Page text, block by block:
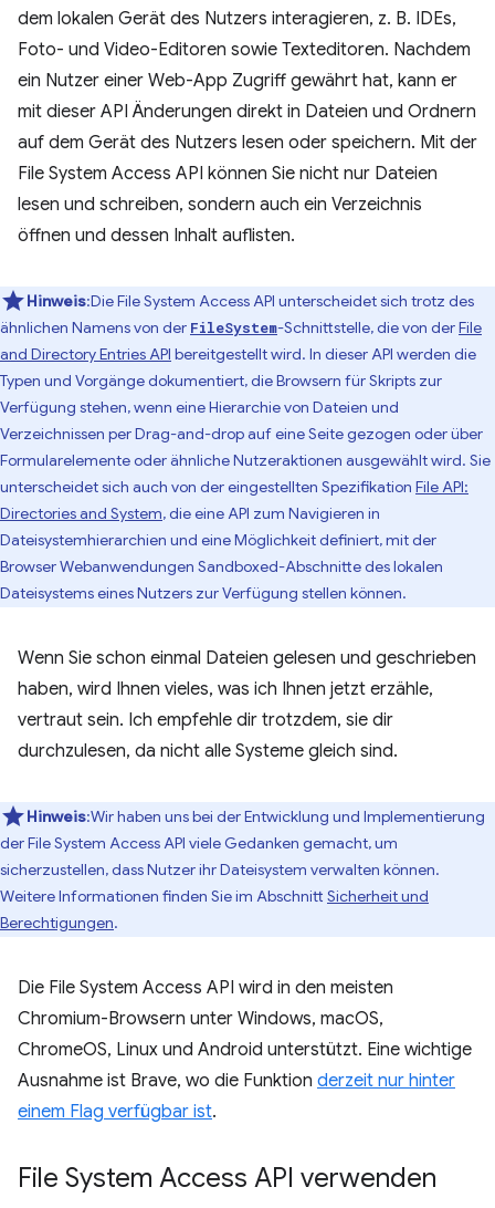
dem lokalen Gerät des Nutzers interagieren, z. B. IDEs,
Foto- und Video-Editoren sowie Texteditoren. Nachdem
ein Nutzer einer Web-App Zugriff gewährt hat, kann er
mit dieser API Änderungen direkt in Dateien und Ordnern
auf dem Gerät des Nutzers lesen oder speichern. Mit der
File System Access API können Sie nicht nur Dateien
lesen und schreiben, sondern auch ein Verzeichnis
öffnen und dessen Inhalt auflisten.
Hinweis:Die File System Access API unterscheidet sich trotz des
ähnlichen Namens von der FileSystem-Schnittstelle, die von derFile
and Directory Entries API bereitgestellt wird. In dieser API werden die
Typen und Vorgänge dokumentiert, die Browsern für Skripts zur
Verfügung stehen, wenn eine Hierarchie von Dateien und
Verzeichnissen per Drag-and-drop auf eine Seite gezogen oder über
Formularelemente oder ähnliche Nutzeraktionen ausgewählt wird. Sie
unterscheidet sich auch von der eingestellten Spezifikation File API:
Directories and System, die eine API zum Navigieren in
Dateisystemhierarchien und eine Möglichkeit definiert, mit der
Browser Webanwendungen Sandboxed-Abschnitte des lokalen
Dateisystems eines Nutzers zur Verfügung stellen können.
Wenn Sie schon einmal Dateien gelesen und geschrieben
haben, wird Ihnen vieles, was ich Ihnen jetzt erzähle,
vertraut sein. Ich empfehle dir trotzdem, sie dir
durchzulesen, da nicht alle Systeme gleich sind.
Hinweis:Wir haben uns bei der Entwicklung und Implementierung
der File System Access API viele Gedanken gemacht, um
sicherzustellen, dass Nutzer ihr Dateisystem verwalten können.
Weitere Informationen finden Sie im Abschnitt Sicherheit und
Berechtigungen.
Die File System Access API wird in den meisten
Chromium-Browsern unter Windows, macOS,
ChromeOS, Linux und Android unterstützt. Eine wichtige
Ausnahme ist Brave, wo die Funktion derzeit nur hinter
einem Flag verfügbar ist.
File System Access API verwenden